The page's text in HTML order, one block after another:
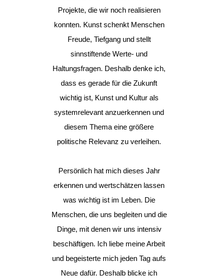
Projekte, die wir noch realisieren
konnten. Kunst schenkt Menschen
Freude, Tiefgang und stellt
sinnstiftende Werte- und
Haltungsfragen. Deshalb denke ich,
dass es gerade für die Zukunft
wichtig ist, Kunst und Kultur als
systemrelevant anzuerkennen und
diesem Thema eine größere
politische Relevanz zu verleihen.
Persönlich hat mich dieses Jahr
erkennen und wertschätzen lassen
was wichtig ist im Leben. Die
Menschen, die uns begleiten und die
Dinge, mit denen wir uns intensiv
beschäftigen. Ich liebe meine Arbeit
und begeisterte mich jeden Tag aufs
Neue dafür. Deshalb blicke ich